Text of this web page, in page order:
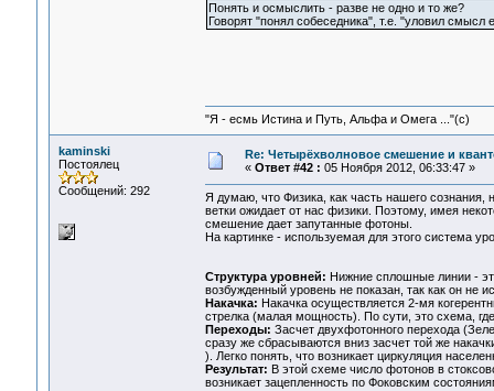
Понять и осмыслить - разве не одно и то же?
Говорят "понял собеседника", т.е. "уловил смысл
"Я - есмь Истина и Путь, Альфа и Омега ..."(с)
kaminski
Постоялец
Сообщений: 292
Re: Четырёхволновое смешение и
« Ответ #42 : 05 Ноября 2012, 06:33:47 »
Я думаю, что Физика, как часть нашего
ветки ожидает от нас физики. Поэтому, имея
смешение дает запутанные фотоны.
На картинке - используемая для этого система
Структура уровней: Нижние сплошные линии -
возбужденный уровень не показан, так как он
Накачка: Накачка осуществляется 2-мя
стрелка (малая мощность). По сути, это схема,
Переходы: Засчет двухфотонного перехода
сразу же сбрасываются вниз засчет той же
). Легко понять, что возникает циркуляция
Результат: В этой схеме число фотонов в
возникает зацепленность по Фоковским